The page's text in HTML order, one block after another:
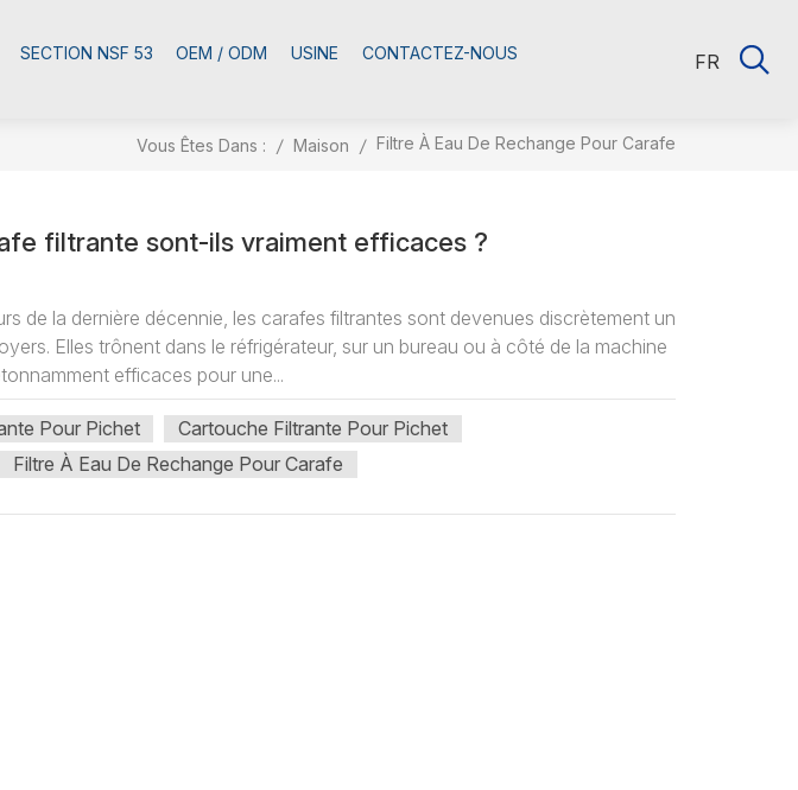
SECTION NSF 53 OEM / ODM USINE CONTACTEZ-NOUS FR
Vous Êtes Dans : / Maison / Filtre À Eau De Rechange Pour Carafe
filtrante sont-ils vraiment efficaces ?
de la dernière décennie, les carafes filtrantes sont devenues discrètement un
Elles trônent dans le réfrigérateur, sur un bureau ou à côté de la machine
efficaces pour une...
Pour Pichet
Cartouche Filtrante Pour Pichet
Filtre À Eau De Rechange Pour Carafe